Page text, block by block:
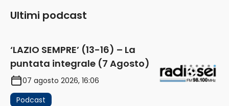
Ultimi podcast
‘LAZIO SEMPRE’ (13-16) – La
puntata integrale (7 Agosto)
07 agosto 2026, 16:06
Podcast